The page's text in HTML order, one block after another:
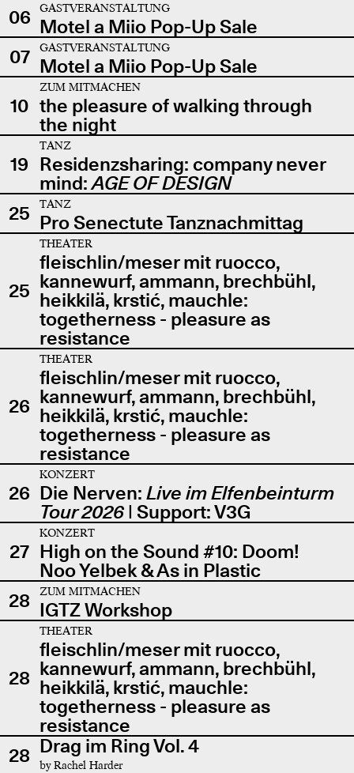
06
GASTVERANSTALTUNG
Motel a Miio Pop-Up Sale
07
GASTVERANSTALTUNG
Motel a Miio Pop-Up Sale
10
ZUM MITMACHEN
the pleasure of walking through
the night
19
TANZ
Residenzsharing: company never
mind:AGE OF DESIGN
25
TANZ
Pro Senectute Tanznachmittag
25
THEATER
fleischlin/meser mit ruocco,
kannewurf, ammann, brechbühl,
heikkilä, krstić, mauchle:
togetherness - pleasure as
resistance
26
THEATER
fleischlin/meser mit ruocco,
kannewurf, ammann, brechbühl,
heikkilä, krstić, mauchle:
togetherness - pleasure as
resistance
26
KONZERT
Die Nerven: Live im Elfenbeinturm
Tour 2026| Support: V3G
27
KONZERT
High on the Sound #10: Doom!
Noo Yelbek & As in Plastic
28
ZUM MITMACHEN
IGTZ Workshop
28
THEATER
fleischlin/meser mit ruocco,
kannewurf, ammann, brechbühl,
heikkilä, krstić, mauchle:
togetherness - pleasure as
resistance
28 Drag im Ring Vol. 4
by Rachel Harder